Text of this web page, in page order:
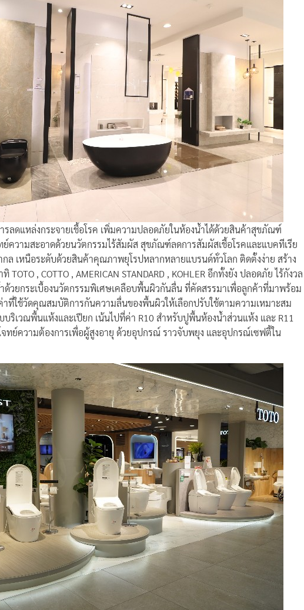
รลดแหล่งกระจายเชื้อโรค เพิ่มความปลอดภัยในห้องน้ำได้ด้วยสินค้าสุขภัณฑ์
ความสะอาดด้วยนวัตกรรมไร้สัมผัส สุขภัณฑ์ลดการสัมผัสเชื้อโรคและแบคทีเรีย
ล เหนือระดับด้วยสินค้าคุณภาพยุโรปหลากหลายแบรนด์ทั่วโลก ติดตั้งง่าย สร้าง
, COTTO , AMERICAN STANDARD , KOHLER อีกทั้งยัง ปลอดภัย ไร้กังวล
ด้วยกระเบื้องนวัตกรรมพิเศษเคลือบพื้นผิวกันลื่น ที่คัดสรรมาเพื่อลูกค้าที่มาพร้อม
าที่ใช้วัดคุณสมบัติการกันความลื่นของพื้นผิวให้เลือกปรับใช้ตามความเหมาะสม
บริเวณพื้นแห้งและเปียก เน้นไปที่ค่า R10 สำหรับปูพื้นห้องน้ำส่วนแห้ง และ R11
ทย์ความต้องการเพื่อผู้สูงอายุ ด้วยอุปกรณ์ ราวจับพยุง และอุปกรณ์เซฟตี้ใน